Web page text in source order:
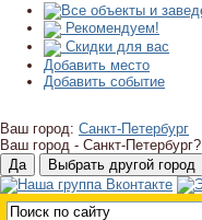
Рекомендуем!
Скидки для вас
Добавить место
Добавить событие
Ваш город: Санкт-Петербург
Ваш город - Санкт-Петербург?